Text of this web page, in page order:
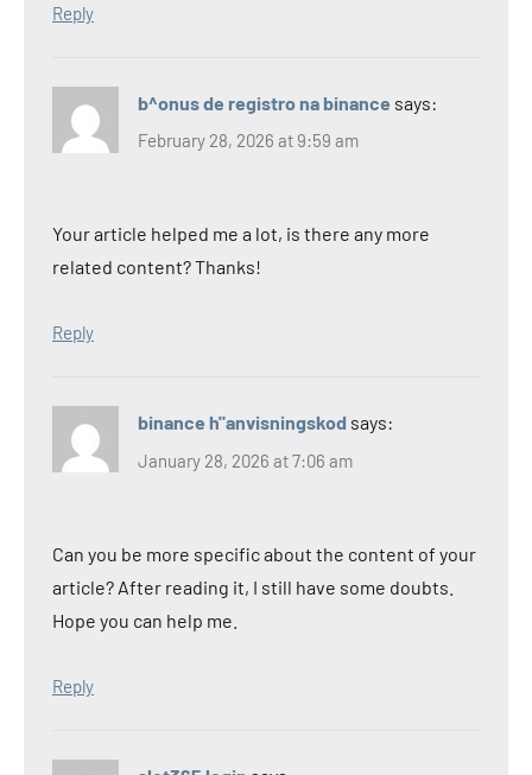
Reply
b^onus de registro na binance says:
February 28, 2026 at 9:59 am
Your article helped me a lot, is there any more
related content? Thanks!
Reply
binance h"anvisningskod says:
January 28, 2026 at 7:06 am
Can you be more specific about the content of your
article? After reading it, I still have some doubts.
Hope you can help me.
Reply